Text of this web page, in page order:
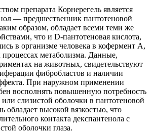
препарата Корнерегель является
— предшественник пантотеновой
образом, обладает всеми теми же
что и D-пантотеновая кислота,
в организме человека в кофермент А,
процессах метаболизма. Данные,
на животных, свидетельствуют
фибробластов и наличии
При наружном применении
восполнять повышенную потребность
слизистой оболочки в пантотеновой
обладает высокой вязкостью, что
контакта декспантенола с
оболочки глаза.